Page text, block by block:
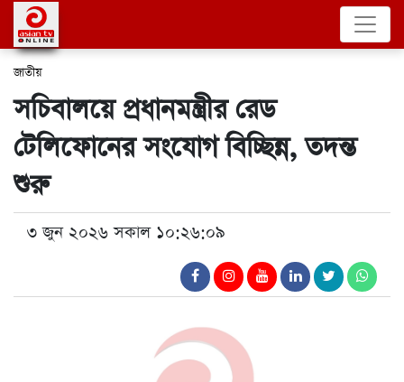
জাতীয়
সচিবালয়ে প্রধানমন্ত্রীর রেড
টেলিফোনের সংযোগ বিচ্ছিন্ন, তদন্ত
শুরু
৩ জুন ২০২৬ সকাল ১০:২৬:০৯